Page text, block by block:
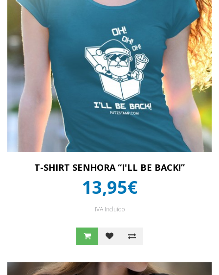
T-SHIRT SENHORA “I'LL BE BACK!”
13,95€
IVA Incluído